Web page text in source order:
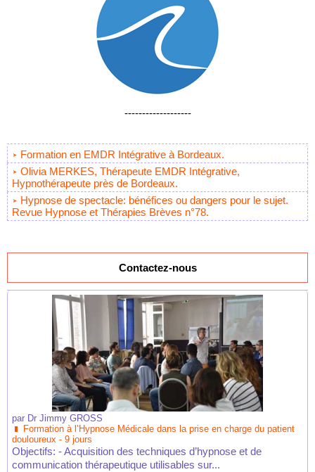
-------------------
Formation en EMDR Intégrative à Bordeaux.
Olivia MERKES, Thérapeute EMDR Intégrative,
Hypnothérapeute près de Bordeaux.
Hypnose de spectacle: bénéfices ou dangers pour le sujet.
Revue Hypnose et Thérapies Brèves n°78.
Contactez-nous
par Dr Jimmy GROSS
Formation à l’Hypnose Médicale dans la prise en charge du patient
douloureux - 9 jours
Objectifs: - Acquisition des techniques d’hypnose et de
communication thérapeutique utilisables sur...